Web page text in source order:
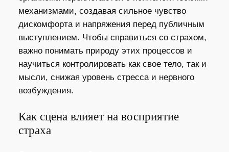
механизмами, создавая сильное чувство
дискомфорта и напряжения перед публичным
выступлением. Чтобы справиться со страхом,
важно понимать природу этих процессов и
научиться контролировать как свое тело, так и
мысли, снижая уровень стресса и нервного
возбуждения.
Как сцена влияет на восприятие
страха